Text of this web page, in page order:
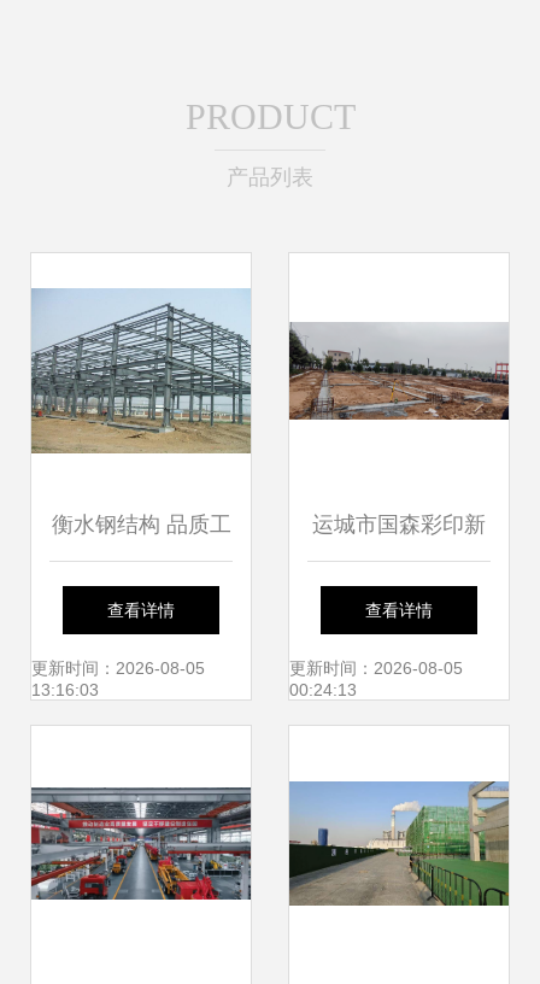
PRODUCT
产品列表
衡水钢结构 品质工
程背后的现代建筑
力量
查看详情
更新时间：2026-08-05
13:16:03
运城市国森彩印新
建医药包装生产线
项目研发楼主体施
查看详情
更新时间：2026-08-05
00:24:13